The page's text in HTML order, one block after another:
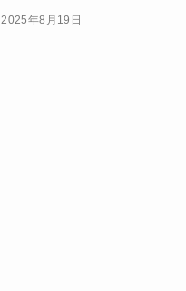
2025年8月19日